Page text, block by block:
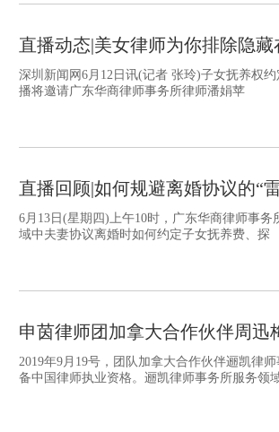
直播动态|美女律师为你排除隐藏
深圳新闻网6月12日讯(记者 张玲)子女抚养权
播将邀请广东华商律师事务所律师潘娟苹
直播回顾|如何规避离婚协议的“
6月13日(星期四)上午10时，广东华商律师事
域中夫妻协议离婚时如何约定子女抚养费、探
申茵律师团加拿大合作伙伴周迅
2019年9月19号，团队加拿大合作伙伴逦凯律
备中国律师执业资格。逦凯律师事务所服务领